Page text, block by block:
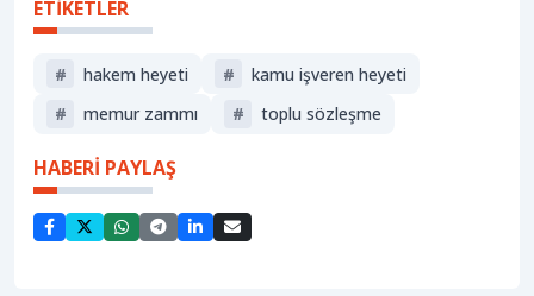
ETİKETLER
# hakem heyeti #
kamu işveren heyeti
#
memur zammı # toplu sözleşme
HABERİ PAYLAŞ